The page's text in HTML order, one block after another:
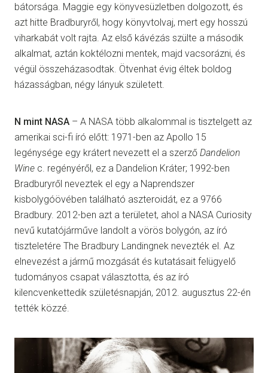
bátorsága. Maggie egy könyvesüzletben dolgozott, és
azt hitte Bradburyről, hogy könyvtolvaj, mert egy hosszú
viharkabát volt rajta. Az első kávézás szülte a második
alkalmat, aztán koktélozni mentek, majd vacsorázni, és
végül összeházasodtak. Ötvenhat évig éltek boldog
házasságban, négy lányuk született.
N mint NASA – A NASA több alkalommal is tisztelgett az
amerikai sci-fi író előtt: 1971-ben az Apollo 15
legénysége egy krátert nevezett el a szerző Dandelion
Wine c. regényéről, ez a Dandelion Kráter; 1992-ben
Bradburyről neveztek el egy a Naprendszer
kisbolygóövében található aszteroidát, ez a 9766
Bradbury. 2012-ben azt a területet, ahol a NASA Curiosity
nevű kutatójárműve landolt a vörös bolygón, az író
tiszteletére The Bradbury Landingnek nevezték el. Az
elnevezést a jármű mozgását és kutatásait felügyelő
tudományos csapat választotta, és az író
kilencvenkettedik születésnapján, 2012. augusztus 22-én
tették közzé.